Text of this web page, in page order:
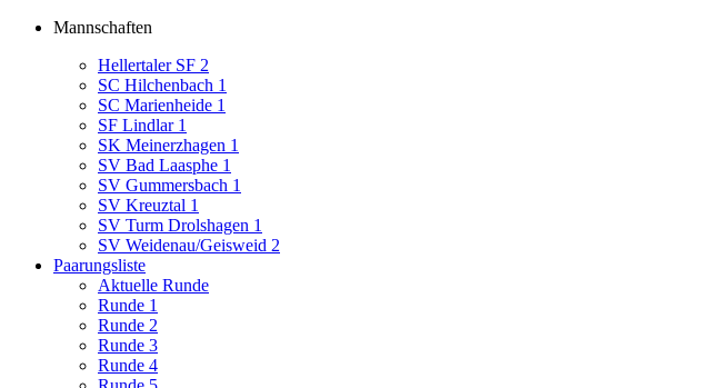
Mannschaften
Hellertaler SF 2
SC Hilchenbach 1
SC Marienheide 1
SF Lindlar 1
SK Meinerzhagen 1
SV Bad Laasphe 1
SV Gummersbach 1
SV Kreuztal 1
SV Turm Drolshagen 1
SV Weidenau/Geisweid 2
Paarungsliste
Aktuelle Runde
Runde 1
Runde 2
Runde 3
Runde 4